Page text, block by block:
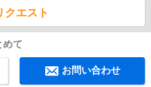
クエスト
めて
お問い合わせ